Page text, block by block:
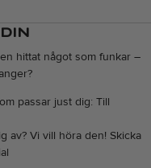
hittat något som funkar –
passar just dig: Till
av? Vi vill höra den! Skicka